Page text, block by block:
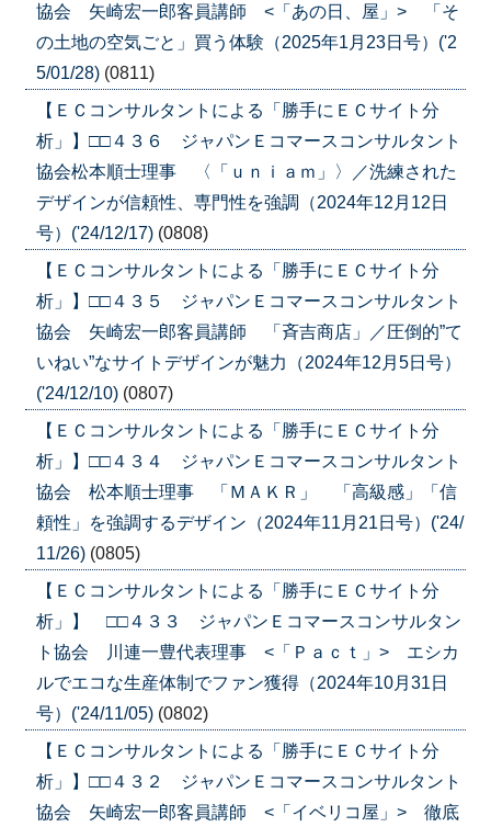
協会 矢崎宏一郎客員講師 <「あの日、屋」> 「そ
の土地の空気ごと」買う体験（2025年1月23日号）('2
5/01/28) (0811)
【ＥＣコンサルタントによる「勝手にＥＣサイト分
析」】□□４３６ ジャパンＥコマースコンサルタント
協会松本順士理事 〈「ｕｎｉａｍ」〉／洗練された
デザインが信頼性、専門性を強調（2024年12月12日
号）('24/12/17) (0808)
【ＥＣコンサルタントによる「勝手にＥＣサイト分
析」】□□４３５ ジャパンＥコマースコンサルタント
協会 矢崎宏一郎客員講師 「斉吉商店」／圧倒的”て
いねい”なサイトデザインが魅力（2024年12月5日号）
('24/12/10) (0807)
【ＥＣコンサルタントによる「勝手にＥＣサイト分
析」】□□４３４ ジャパンＥコマースコンサルタント
協会 松本順士理事 「ＭＡＫＲ」 「高級感」「信
頼性」を強調するデザイン（2024年11月21日号）('24/
11/26) (0805)
【ＥＣコンサルタントによる「勝手にＥＣサイト分
析」】 □□４３３ ジャパンＥコマースコンサルタン
ト協会 川連一豊代表理事 <「Ｐａｃｔ」> エシカ
ルでエコな生産体制でファン獲得（2024年10月31日
号）('24/11/05) (0802)
【ＥＣコンサルタントによる「勝手にＥＣサイト分
析」】□□４３２ ジャパンＥコマースコンサルタント
協会 矢崎宏一郎客員講師 <「イベリコ屋」> 徹底